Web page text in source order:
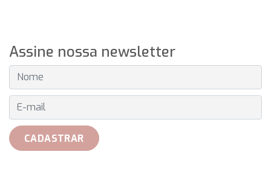
Assine nossa newsletter
E-MAIL
CADASTRAR